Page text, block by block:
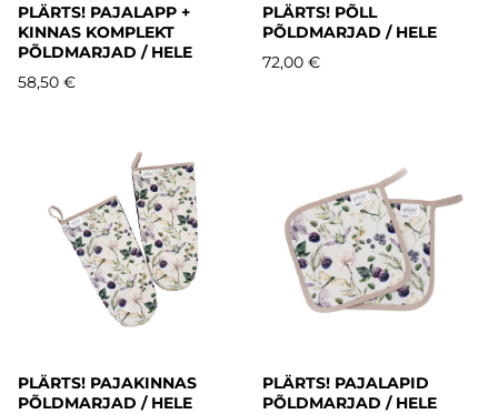
PLÄRTS! PAJALAPP +
KINNAS KOMPLEKT
PÕLDMARJAD / HELE
58,50 €
PLÄRTS! PÕLL
PÕLDMARJAD / HELE
72,00 €
PLÄRTS! PAJAKINNAS
PÕLDMARJAD / HELE
PLÄRTS! PAJALAPID
PÕLDMARJAD / HELE